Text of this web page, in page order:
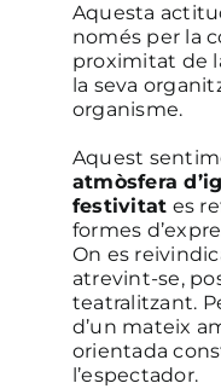
Aquesta
només per la
proximitat de
la seva
organisme.
Aquest
atmòsfera
festivitat es
formes
On es
atrevint-se,
teatralitzant.
d’un mateix
orientada
l’espectador.